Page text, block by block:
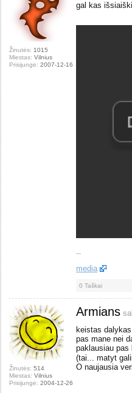
Žinutės: 1015
Miestas: Vilnius
Prisijungė: 2007-12-16
gal kas
--
media
0 Taškai
Žinutės: 514
Miestas: Vilnius
Prisijungė: 2004-12-26
Armians
keistas dalykas
pas mane nei
paklausiau pas
(tai... matyt
O naujausia